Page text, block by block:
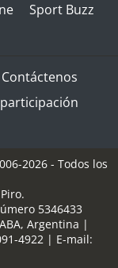
Sport Buzz
Contáctenos
2026 - Todos los
5346433
Argentina |
4922| E-mail: